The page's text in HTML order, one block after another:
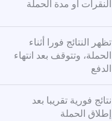
النقرات أو مدة الحملة
تظهر النتائج فورا أثناء
الحملة، وتتوقف بعد انتهاء
الدفع
نتائج فورية تقريبا بعد
إطلاق الحملة